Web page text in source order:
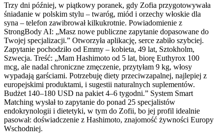
Trzy dni później, w piątkowy poranek, gdy Zofia przygotowywała
śniadanie w polskim stylu – twaróg, miód i orzechy włoskie dla
syna – telefon zawibrował kilkukrotnie. Powiadomienie z
StrongBody AI: „Masz nowe publiczne zapytanie dopasowane do
Twojej specjalizacji.” Otworzyła aplikację, serce zabiło szybciej.
Zapytanie pochodziło od Emmy – kobieta, 49 lat, Sztokholm,
Szwecja. Treść: „Mam Hashimoto od 5 lat, biorę Euthyrox 100
mcg, ale nadal chroniczne zmęczenie, przytyłam 9 kg, włosy
wypadają garściami. Potrzebuję diety przeciwzapalnej, najlepiej z
europejskimi produktami, i sugestii naturalnych suplementów.
Budżet 140–180 USD na pakiet 4–6 tygodni.” System Smart
Matching wysłał to zapytanie do ponad 25 specjalistów
endokrynologii i dietetyki, w tym do Zofii, bo jej profil idealnie
pasował: doświadczenie z Hashimoto, znajomość żywności Europy
Wschodniej.